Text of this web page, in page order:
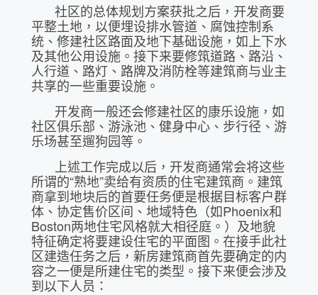
社区的总体规划方案获批之后，开发商要
平整土地，以便埋设排水管道、腐蚀控制系
统、修建社区路面及地下基础设施，如上下水
及其他公用设施。接下来要修筑道路、路沿、
人行道、路灯、路牌及消防栓等建筑商与业主
共享的一些重要设施。
开发商一般还会修建社区的康乐设施，如
社区俱乐部、游泳池、健身中心、步行径、游
乐场甚至遛狗园等。
上述工作完成以后，开发商通常会将这些
所谓的“熟地”卖给有资质的住宅建筑商。建筑
商拿到地块后的首要任务便是根据目标客户群
体、协定售价区间、地域特色（如Phoenix和
Boston两地住宅风格就大相径庭。）及地貌
特征确定将要建设住宅的平面图。在接手此社
区建造任务之后，新房建筑商首先要确定的内
容之一便是所建住宅的类型。接下来便会涉及
到以下人员：